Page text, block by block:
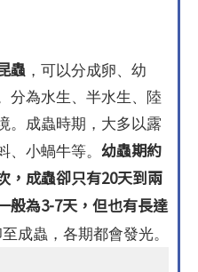
蟲 ，可以分成卵、幼
分為水生、半水生、陸
。成蟲時期，大多以露
小蝸牛等。 幼蟲期約
，成蟲卻只有20天到兩
般為3-7天，但也有長達
成蟲，各期都會發光。